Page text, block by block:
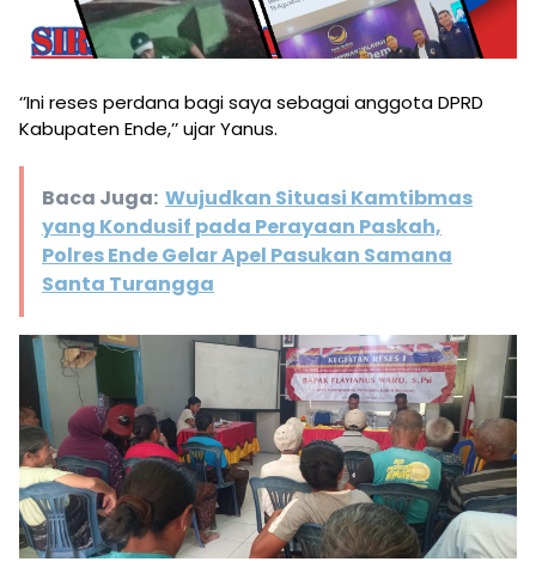
‘’Ini reses perdana bagi saya sebagai anggota DPRD
Kabupaten Ende,’’ ujar Yanus.
Baca Juga: Wujudkan Situasi Kamtibmas
yang Kondusif pada Perayaan Paskah,
Polres Ende Gelar Apel Pasukan Samana
Santa Turangga